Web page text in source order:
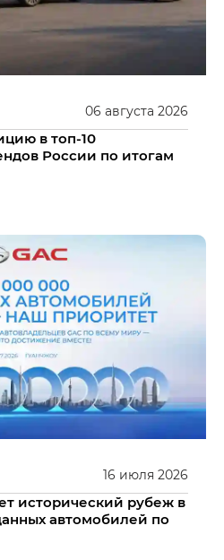
06 августа 2026
в топ-10
России по итогам
16 июля 2026
исторический рубеж в
автомобилей по